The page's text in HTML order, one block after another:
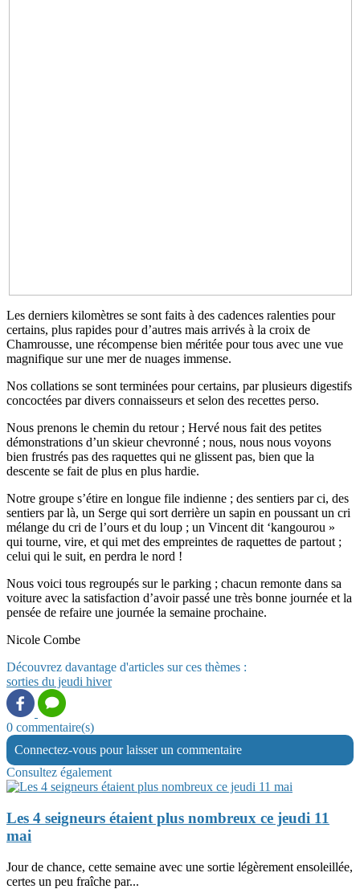
Les derniers kilomètres se sont faits à des cadences ralenties pour
certains, plus rapides pour d’autres mais arrivés à la croix de
Chamrousse, une récompense bien méritée pour tous avec une vue
magnifique sur une mer de nuages immense.
Nos collations se sont terminées pour certains, par plusieurs digestifs
concoctées par divers connaisseurs et selon des recettes perso.
Nous prenons le chemin du retour ; Hervé nous fait des petites
démonstrations d’un skieur chevronné ; nous, nous nous voyons
bien frustrés pas des raquettes qui ne glissent pas, bien que la
descente se fait de plus en plus hardie.
Notre groupe s’étire en longue file indienne ; des sentiers par ci, des
sentiers par là, un Serge qui sort derrière un sapin en poussant un cri
mélange du cri de l’ours et du loup ; un Vincent dit ‘kangourou »
qui tourne, vire, et qui met des empreintes de raquettes de partout ;
celui qui le suit, en perdra le nord !
Nous voici tous regroupés sur le parking ; chacun remonte dans sa
voiture avec la satisfaction d’avoir passé une très bonne journée et la
pensée de refaire une journée la semaine prochaine.
Nicole Combe
Découvrez davantage d'articles sur ces thèmes :
sorties du jeudi hiver
0 commentaire(s)
Connectez-vous pour laisser un commentaire
Consultez également
Les 4 seigneurs étaient plus nombreux ce jeudi 11
mai
Jour de chance, cette semaine avec une sortie légèrement ensoleillée,
certes un peu fraîche par...